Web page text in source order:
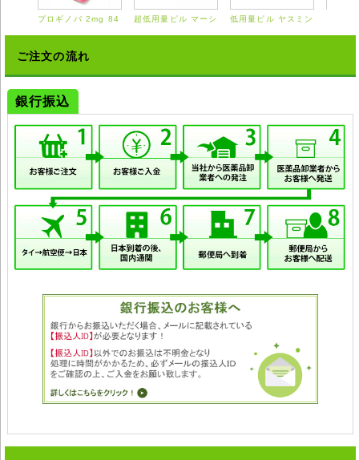
日本における医療従事者の見解と異なる場合がありますのでご留意くださ
◆輸入医薬品はご自身の責任の上で、第三者に譲渡せずご自身にてご使用
ください。
◆詳細は掛かり付けの医師または薬剤師にご相談ください。
◆弊社ではどのような責任も受けかねますのでご了承ください。
プロギノバ 2mg 84
超低用量ピル マーシ
低用量ピル ヤスミン
ご注文の流れ
銀行振込